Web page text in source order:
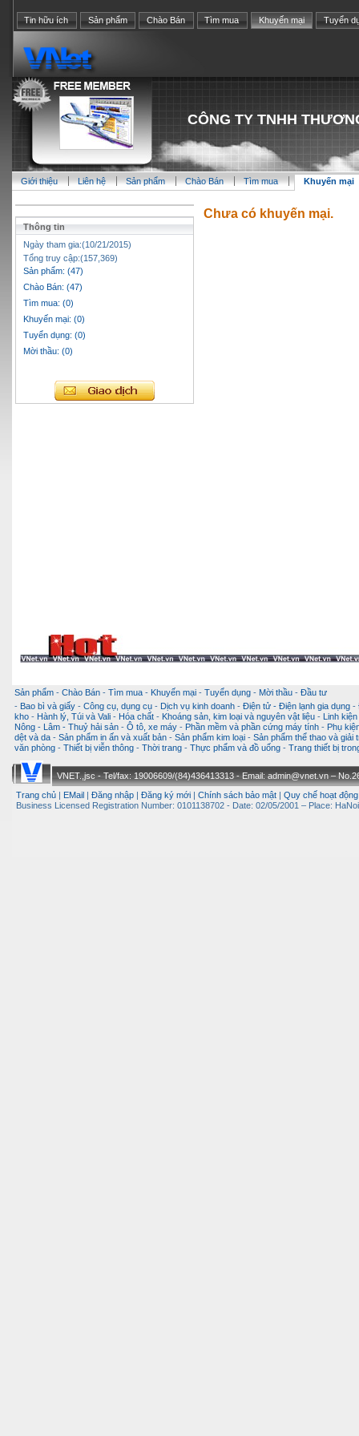
Tin hữu ích Sản phẩm Chào Bán Tìm mua Khuyến mại Tuyển
CÔNG TY TNHH
Giới thiệu Liên hệ Sản phẩm Chào Bán Tìm mua Khuyến mại
Thông tin
Ngày tham gia:(10/21/2015)
Tổng truy cập:(157,369)
Sản phẩm: (47)
Chào Bán: (47)
Tìm mua: (0)
Khuyến mại: (0)
Tuyển dụng: (0)
Mời thầu: (0)
Chưa có khuyến mại.
Sản phẩm - Chào Bán - Tìm mua - Khuyến mại - Tuyển dụng - Mời thầu - Đầu tư
- Bao bì và giấy - Công cụ, dụng cụ - Dịch vụ kinh doanh - Điện tử - Điện lạnh gia dụng -
kho - Hành lý, Túi và Vali - Hóa chất - Khoáng sản, kim loại và nguyên vật liệu -
Linh
Nông - Lâm - Thuỷ hải sản - Ô tô, xe máy - Phần mềm và phần cứng máy tính - Phụ
dệt và da - Sản phẩm in ấn và xuất bản - Sản phẩm kim loại - Sản phẩm thể thao và giải
văn phòng - Thiết bị viễn thông - Thời trang - Thực phẩm và đồ uống - Trang thiết bị
VNET.,jsc - Tel/fax: 19006609/(84)436413313 - Email: admin@vnet.vn –
Trang chủ
EMail Đăng nhập Đăng ký mới Chính sách bảo mật Quy chế hoạt động
Business Licensed Registration Number: 0101138702 - Date: 02/05/2001 – Place: